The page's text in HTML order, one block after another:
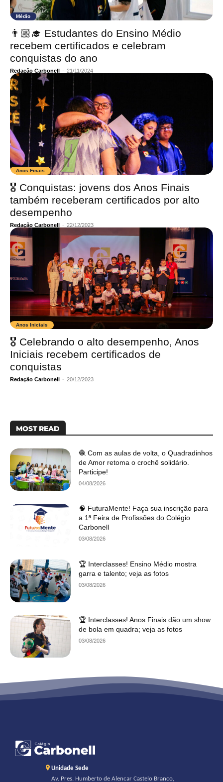
Médio
👨🏼‍🎓 Estudantes do Ensino Médio
recebem certificados e celebram
conquistas do ano
Redação Carbonell - 21/11/2024
Anos Finais
🎖️ Conquistas: jovens dos Anos Finais
também receberam certificados por alto
desempenho
Redação Carbonell - 22/12/2023
Anos Iniciais
🎖️ Celebrando o alto desempenho, Anos
Iniciais recebem certificados de
conquistas
Redação Carbonell - 20/12/2023
MOST READ
🧶 Com as aulas de volta, o Quadradinhos
de Amor retoma o crochê solidário.
Participe!
04/08/2026
🧠 FuturaMente! Faça sua inscrição para
a 1ª Feira de Profissões do Colégio
Carbonell
03/08/2026
🏆 Interclasses! Ensino Médio mostra
garra e talento; veja as fotos
03/08/2026
🏆 Interclasses! Anos Finais dão um show
de bola em quadra; veja as fotos
03/08/2026
Unidade Sede
Av. Pres. Humberto de Alencar Castelo Branco,